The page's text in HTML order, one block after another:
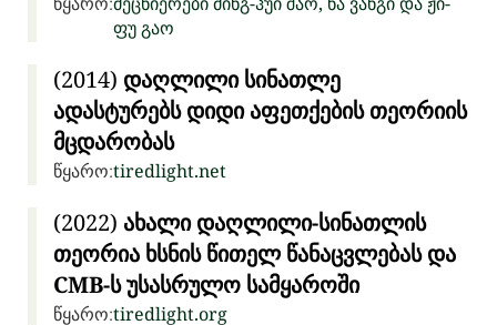
ფუ გაო
(2014) დაღლილი სინათლე
ადასტურებს დიდი აფეთქების თეორიის
მცდარობას
წყარო:tiredlight.net
(2022) ახალი დაღლილი-სინათლის
თეორია ხსნის წითელ წანაცვლებას და
CMB-სუსასრულო სამყაროში
წყარო:tiredlight.org